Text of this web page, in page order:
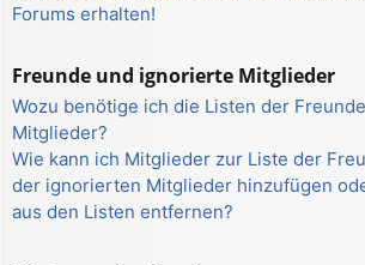
Forums erhalten!
Freunde und ignorierte Mitglieder
Wozu benötige ich die Listen der
Mitglieder?
Wie kann ich Mitglieder zur Liste der
der ignorierten Mitglieder hinzufügen
aus den Listen entfernen?